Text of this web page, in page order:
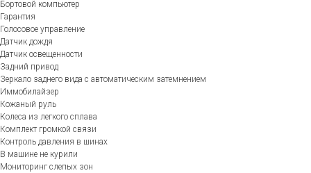
Бортовой компьютер
Гарантия
Голосовое управление
Датчик дождя
Датчик освещенности
Задний привод
Зеркало заднего вида с автоматическим затемнением
Иммобилайзер
Кожаный руль
Колеса из легкого сплава
Комплект громкой связи
Контроль давления в шинах
В машине не курили
Мониторинг слепых зон